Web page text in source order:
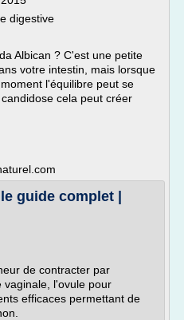
digestive
Albican ? C'est une petite
votre intestin, mais lorsque
l'équilibre peut se
cela peut créer
guide complet |
de contracter par
vaginale, l'ovule pour
efficaces permettant de